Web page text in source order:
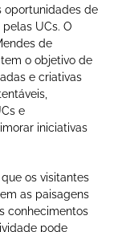
oportunidades de
UCs. O
de
o objetivo de
e criativas
e
iniciativas
os visitantes
as paisagens
conhecimentos
pode